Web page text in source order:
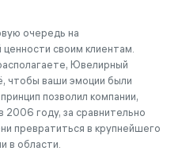
очередь на
своим клиентам.
Ювелирный
чтобы ваши эмоции были
позволил компании,
году, за сравнительно
превратиться в крупнейшего
в области.